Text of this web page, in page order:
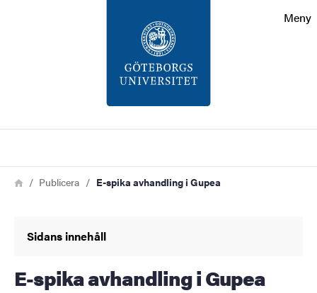
Meny
Länkstig
HemPublicera E-spika avhandling i Gupea
Sidans innehåll
E-spika avhandling i Gupea